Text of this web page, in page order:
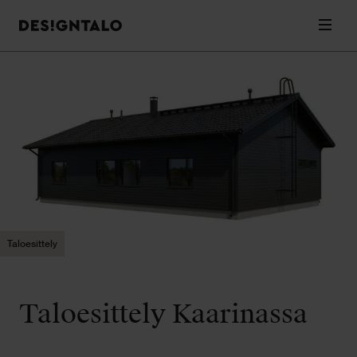
Designtalo
Taloesittely
Taloesittely Kaarinassa